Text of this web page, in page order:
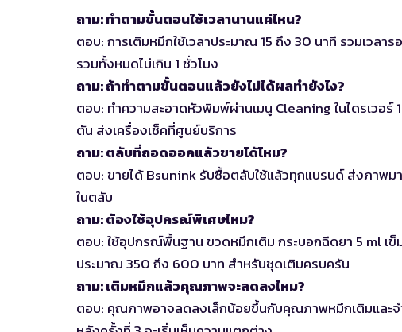
ถาม: ทำตามขั้นตอนใช้เวลานานแค่ไหน?
ตอบ: การเติมหมึกใช้เวลาประมาณ 15 ถึง 30 นาที รวมเวลา
รวมทั้งหมดไม่เกิน 1 ชั่วโมง
ถาม: ถ้าทำตามขั้นตอนแล้วยังไม่ได้ผลทำยังไง?
ตอบ: ทำความสะอาดหัวพิมพ์ผ่านเมนู Cleaning ในไดรเวอ
ตัน ส่งเครื่องเช็คที่ศูนย์บริการ
ถาม: ตลับที่ถอดออกแล้วขายได้ไหม?
ตอบ: ขายได้ Bsunink รับซื้อตลับใช้แล้วทุกแบรนด์ ส่งภาพม
ในตลับ
ถาม: ต้องใช้อุปกรณ์พิเศษไหม?
ตอบ: ใช้อุปกรณ์พื้นฐาน ขวดหมึกเติม กระบอกฉีดยา 5 ml เ
ประมาณ 350 ถึง 600 บาท สำหรับชุดเติมครบครัน
ถาม: เติมหมึกแล้วคุณภาพจะลดลงไหม?
ตอบ: คุณภาพอาจลดลงเล็กน้อยขึ้นกับคุณภาพหมึกเติมและจ